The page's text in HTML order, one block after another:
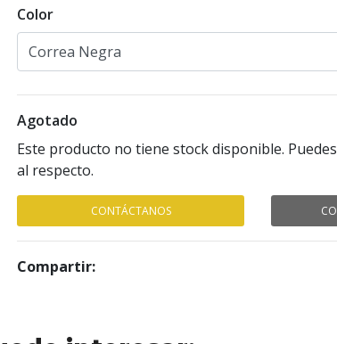
Color
Agotado
Este producto no tiene stock disponible.
al respecto.
CONTÁCTANOS
Compartir: